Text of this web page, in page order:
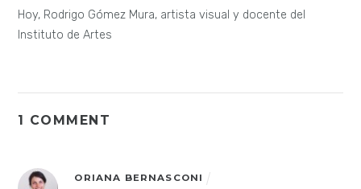
Hoy, Rodrigo Gómez Mura, artista visual y docente del
Instituto de Artes
1 COMMENT
ORIANA BERNASCONI